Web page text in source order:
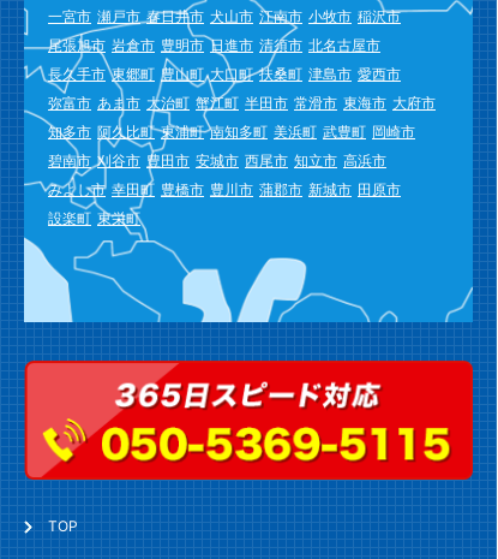
一宮市 瀬戸市 春日井市 犬山市 江南市 小牧市 稲沢市
尾張旭市 岩倉市 豊明市 日進市 清須市 北名古屋市
長久手市 東郷町 豊山町 大口町 扶桑町 津島市 愛西市
弥富市 あま市 大治町 蟹江町 半田市 常滑市 東海市 大府市
知多市 阿久比町 東浦町 南知多町 美浜町 武豊町 岡崎市
碧南市 刈谷市 豊田市 安城市 西尾市 知立市 高浜市
みよし市 幸田町 豊橋市 豊川市 蒲郡市 新城市 田原市
設楽町 東栄町
TOP